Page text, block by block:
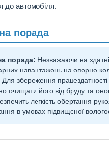
до автомобіля.
порада
порада: Незважаючи на
навантажень на опорне
Для збереження
очищати його від бруду та
легкість обертання
в умовах підвищеної